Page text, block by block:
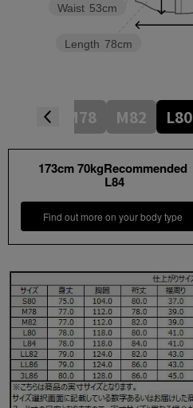
Length 78cm
Waist 53cm
S80 M78 M82 L80
173cm 70kgRecommended
L84
Find out more on your body type